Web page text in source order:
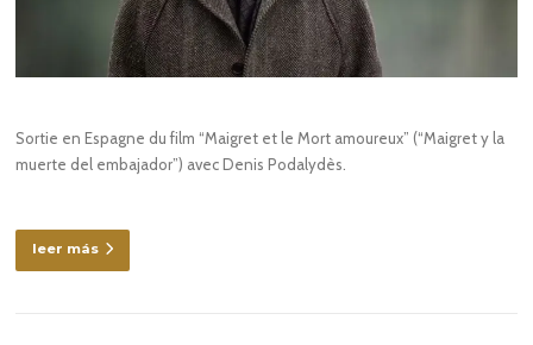
Sortie en Espagne du film “Maigret et le Mort amoureux” (“Maigret y la
muerte del embajador”) avec Denis Podalydès.
leer más